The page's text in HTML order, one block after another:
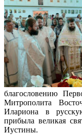
благословению
Митрополита
Илариона в
прибыла великая
Иустины.